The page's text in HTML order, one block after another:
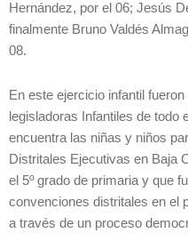
Hernández, por el 06; Jesús
finalmente Bruno Valdés
08.
En este ejercicio infantil
legisladoras Infantiles de todo
encuentra las niñas y niños
Distritales Ejecutivas en Baja
el 5º grado de primaria y que
convenciones distritales en el
a través de un proceso